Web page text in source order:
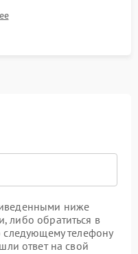
испытание прицела на
к отдаче и
ниже
либо обратиться в
следующему телефону
ответ на свой